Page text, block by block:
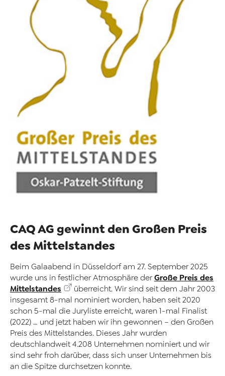
CAQ AG gewinnt den Großen Preis
des Mittelstandes
Beim Galaabend in Düsseldorf am 27. September 2025
wurde uns in festlicher Atmosphäre derGroße Preis des
Mittelstandes
überreicht. Wir sind seit dem Jahr 2003
insgesamt 8-mal nominiert worden, haben seit 2020
schon 5-mal die Juryliste erreicht, waren 1-mal Finalist
(2022) … und jetzt haben wir ihn gewonnen – den Großen
Preis des Mittelstandes. Dieses Jahr wurden
deutschlandweit 4.208 Unternehmen nominiert und wir
sind sehr froh darüber, dass sich unser Unternehmen bis
an die Spitze durchsetzen konnte.